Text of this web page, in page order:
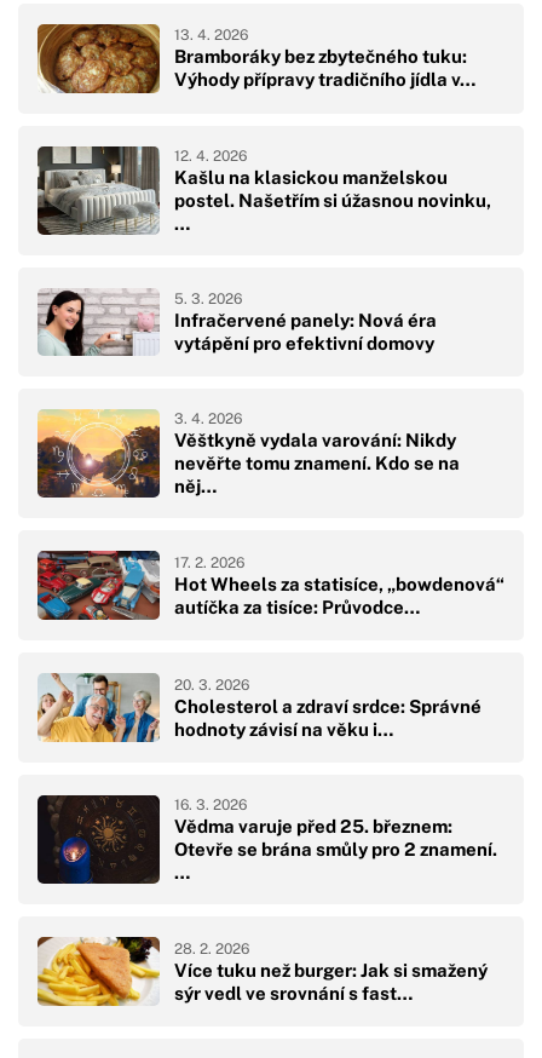
Bramboráky bez zbytečného tuku:
Výhody přípravy tradičního jídla v…
13. 4. 2026
Kašlu na klasickou manželskou
postel. Našetřím si úžasnou novinku,
…
12. 4. 2026
Infračervené panely: Nová éra
vytápění pro efektivní domovy
5. 3. 2026
Věštkyně vydala varování: Nikdy
nevěřte tomu znamení. Kdo se na
něj…
3. 4. 2026
Hot Wheels za statisíce, „bowdenová“
autíčka za tisíce: Průvodce…
17. 2. 2026
Cholesterol a zdraví srdce: Správné
hodnoty závisí na věku i…
20. 3. 2026
Vědma varuje před 25. březnem:
Otevře se brána smůly pro 2 znamení.
…
16. 3. 2026
Více tuku než burger: Jak si smažený
sýr vedl ve srovnání s fast…
28. 2. 2026